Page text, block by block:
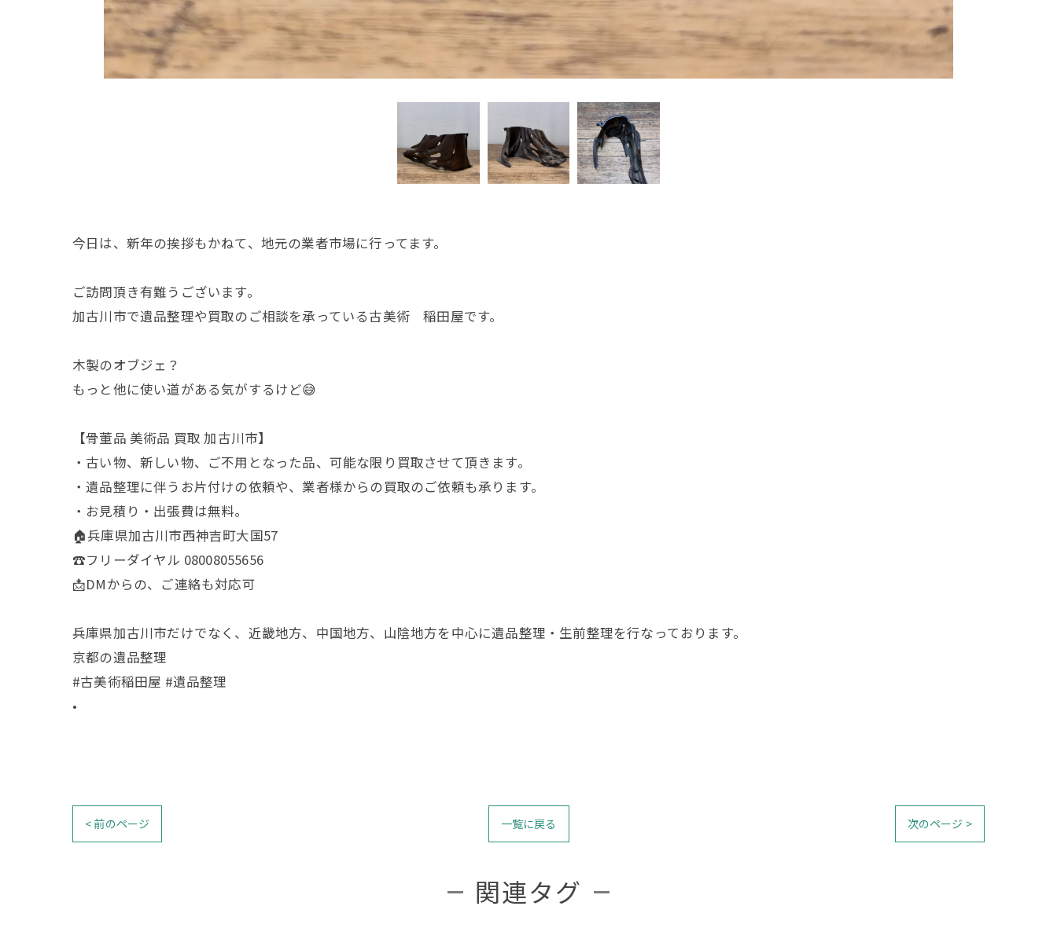
今日は、新年の挨拶もかねて、地元の業者市場に行ってます。
ご訪問頂き有難うございます。
加古川市で遺品整理や買取のご相談を承っている古美術 稲田屋です。
木製のオブジェ？
もっと他に使い道がある気がするけど😅
【骨董品 美術品 買取 加古川市】
・古い物、新しい物、ご不用となった品、可能な限り買取させて頂きます。
・遺品整理に伴うお片付けの依頼や、業者様からの買取のご依頼も承ります。
・お見積り・出張費は無料。
🏠兵庫県加古川市西神吉町大国57
☎️フリーダイヤル 08008055656
📩DMからの、ご連絡も対応可
兵庫県加古川市だけでなく、近畿地方、中国地方、山陰地方を中心に遺品整理・生前整理を行なっております。
京都の遺品整理
#古美術稲田屋 #遺品整理
•
< 前のページ 一覧に戻る 次のページ >
関連タグ